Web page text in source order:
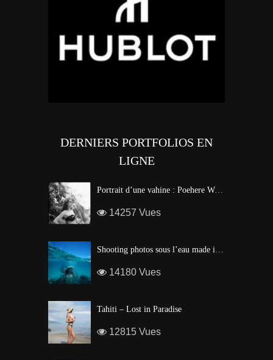
DERNIERS PORTFOLIOS EN
LIGNE
Portrait d’une vahine : Poehere Wilson, Miss Tahiti 2010
14257 Vues
14180 Vues
Tahiti – Lost in Paradise
12815 Vues